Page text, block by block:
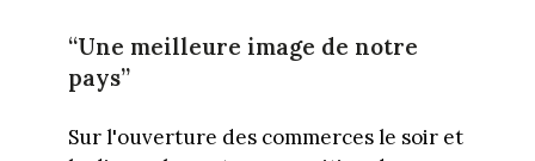
“Une meilleure image de notre
pays”
Sur l'ouverture des commerces le soir et